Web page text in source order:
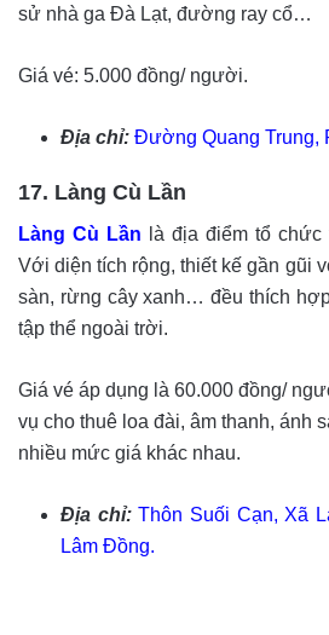
sử nhà ga Đà Lạt, đường ray cổ…
Giá vé: 5.000 đồng/ người.
Địa chỉ: Đường Quang Trung,
17. Làng Cù Lần
Làng Cù Lần là địa điểm tổ chức
Với diện tích rộng, thiết kế gần gũi
sàn, rừng cây xanh… đều thích
tập thể ngoài trời.
Giá vé áp dụng là 60.000 đồng/
vụ cho thuê loa đài, âm thanh, ánh
nhiều mức giá khác nhau.
Địa chỉ:Thôn Suối Cạn, Xã
Lâm Đồng.